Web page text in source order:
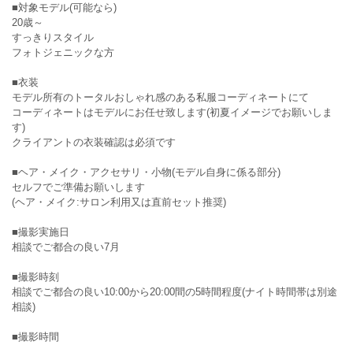
■対象モデル(可能なら)
20歳～
すっきりスタイル
フォトジェニックな方
■衣装
モデル所有のトータルおしゃれ感のある私服コーディネートにて
コーディネートはモデルにお任せ致します(初夏イメージでお願いしま
す)
クライアントの衣装確認は必須です
■ヘア・メイク・アクセサリ・小物(モデル自身に係る部分)
セルフでご準備お願いします
(ヘア・メイク:サロン利用又は直前セット推奨)
■撮影実施日
相談でご都合の良い7月
■撮影時刻
相談でご都合の良い10:00から20:00間の5時間程度(ナイト時間帯は別途
相談)
■撮影時間